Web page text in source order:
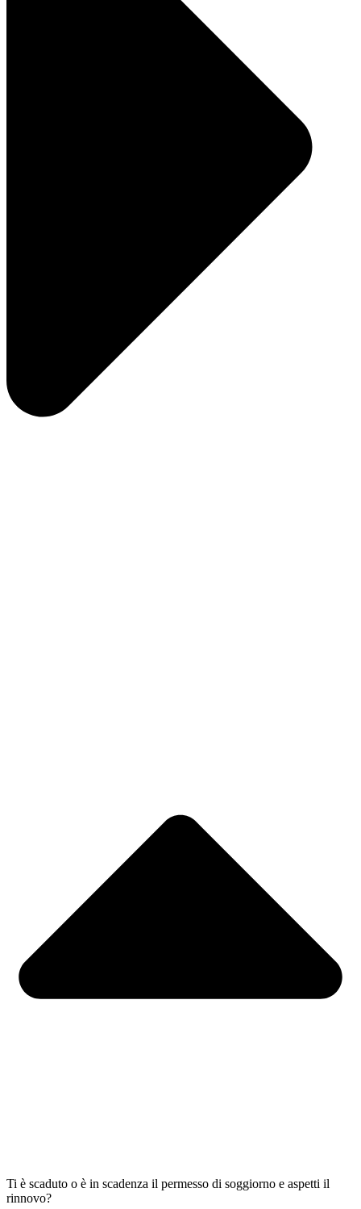
Ti è scaduto o è in scadenza il permesso di soggiorno e aspetti il
rinnovo?